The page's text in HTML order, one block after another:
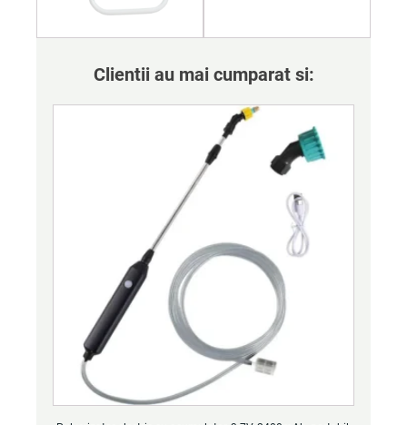
Clientii au mai cumparat si: